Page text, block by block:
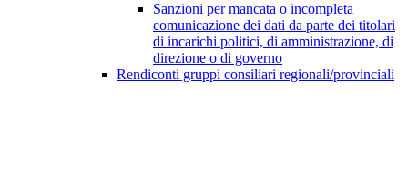
Sanzioni per mancata o incompleta
comunicazione dei dati da parte dei titolari
di incarichi politici, di amministrazione, di
direzione o di governo
Rendiconti gruppi consiliari regionali/provinciali